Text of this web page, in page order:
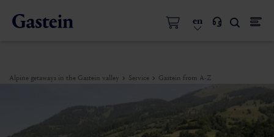
en
Alpine getaways in the Gastein valley Service Gastein from A-Z